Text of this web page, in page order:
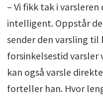
– Vi fikk tak i
intelligent. Oppstår
sender den varsling
forsinkelsestid varsler
kan også varsle
forteller han. Hvor